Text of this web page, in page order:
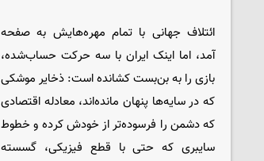
ائتلاف جهانی با تمام مهره‌هایش به صفحه
آمد، اما اینک ایران با سه حرکت حساب‌شده،
بازی را به بن‌بست کشانده است: ذخایر موشکی
که در سایه‌ها پنهان مانده‌اند، معادله اقتصادی
که دشمن را فرسوده‌تر از خودش کرده و خطوط
سایبری که حتی با قطع فیزیکی، گسسته